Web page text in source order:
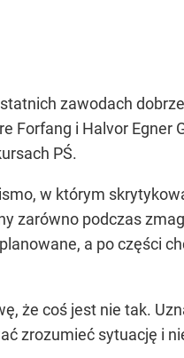
zawodach
Forfang i Halvor Egner
PŚ.
w którym
zarówno podczas
a po części
że coś jest nie tak.
zrozumieć sytuację i